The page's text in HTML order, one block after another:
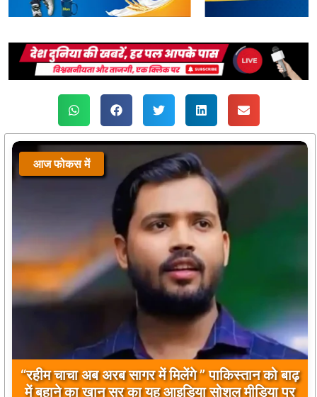
आज फोकस में
बिलावल भुट्टो द्वारा सिंधु नदी और भारत को लेकर दिए गए